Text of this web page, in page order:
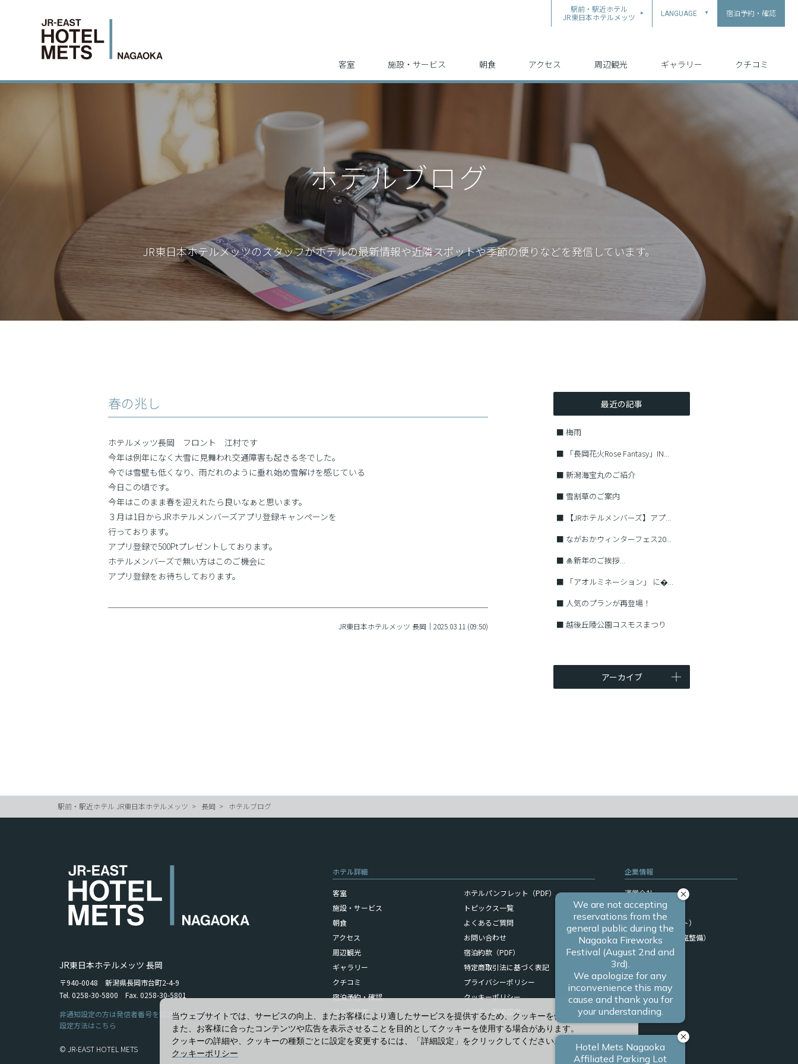
駅前・駅近ホテル
JR東日本ホテルメッツ
LANGUAGE ▲ 宿泊予約・確認
客室 施設・サービス 朝食 アクセス 周辺観光 ギャラリー クチコミ
ホテルブログ
JR東日本ホテルメッツのスタッフがホテルの最新情報や近隣スポットや季節の便りなどを発信しています。
春の兆し
ホテルメッツ長岡 フロント 江村です
今年は例年になく大雪に見舞われ交通障害も起きる冬でした。
今では雪壁も低くなり、雨だれのように垂れ始め雪解けを感じている
今日この頃です。
今年はこのまま春を迎えれたら良いなぁと思います。
３月は1日からJRホテルメンバーズアプリ登録キャンペーンを
行っております。
アプリ登録で500Ptプレゼントしております。
ホテルメンバーズで無い方はこのご機会に
アプリ登録をお待ちしております。
JR東日本ホテルメッツ 長岡｜2025.03.11 (09:50)
最近の記事
■ 梅雨
■
「長岡花火Rose Fantasy」IN...
■ 新潟海宝丸のご紹介
■ 雪割草のご案内
■
【JRホテルメンバーズ】アプ...
■ ながおかウィンターフェス20...
■ 🎍新年のご挨拶...
■
「アオルミネーション」 に�...
■ 人気のプランが再登場！
■ 越後丘陵公園コスモスまつり
アーカイブ
駅前・駅近ホテル JR東日本ホテルメッツ 長岡 ホテルブログ
ホテル詳細
客室
施設・サービス
朝食
アクセス
周辺観光
ギャラリー
クチコミ
宿泊予約・確認
マップ検索
ホテルブログ
ホテルパンフレット（PDF）
トピックス一覧
よくあるご質問
お問い合わせ
宿泊約款（PDF）
特定商取引法に基づく表記
プライバシーポリシー
クッキーポリシー
クッキー詳細設定
企業情報
運営会社
サイトマップ
採用情報（フロント）
採用情報（清掃客室整備）
関連リンク
ホテルトップ
ブランドサイト
JR東日本ホテルメッツ 長岡
〒940-0048 新潟県長岡市台町2-4-9
Tel. 0258-30-5800 Fax. 0258-30-5801
非通知設定の方は発信者番号を設定の上お電話ください。
設定方法はこちら
© JR-EAST HOTEL METS
当ウェブサイトでは、サービスの向上、またお客様により適したサービスを提供するため、クッキーを使用しています。
また、お客様に合ったコンテンツや広告を表示させることを目的としてクッキーを使用する場合があります。
クッキーの詳細や、クッキーの種類ごとに設定を変更するには、「詳細設定」をクリックしてください。
クッキーポリシー